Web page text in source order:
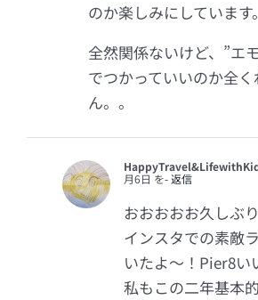
のか楽しみにしています。
全然関係ないけど、”エ
でつかっていいのか全
ん。。
月6日 を- 返信
おおおおお久しぶ
インスタでの素敵
いたよ〜！Pier8い
私もこの二年基本